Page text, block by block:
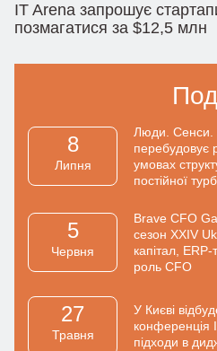
IT Arena запрошує
позмагатися за $12,5 млн
8
Липня
Люди. Сенси.
перебудовує
умовах
постійної
5
Червня
Brave CFO
сезон XXIV
капітал,
роль CFO
27
Травня
У Києві
конференція
підходи в